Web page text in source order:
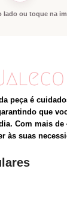
lado ou toque na
peça é
que
Com mais de
às suas